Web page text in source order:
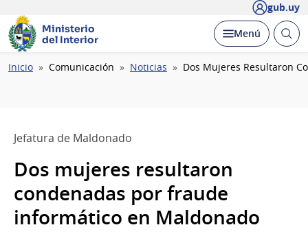
gub.uy
Ministerio
del Interior
Desplegar
Menú Abrir
Ruta
Inicio Comunicación Noticias Dos Mujeres Resultaron
Jefatura de Maldonado
Dos mujeres resultaron
condenadas por fraude
informático en Maldonado